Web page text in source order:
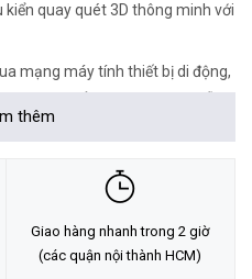
quay quét 3D thông minh với
mạng máy tính thiết bị di động,
lý đồng thời 128 tài khoản kết
động qua cáp đồng trục
mainboard
- VoHoang.vn>
thêm
Giao hàng nhanh trong 2 giờ
(các quận nội thành HCM)